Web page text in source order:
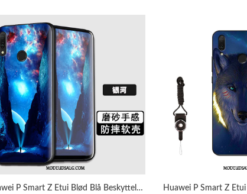
Huawei P Smart Z Etui Blød Blå Beskyttelse Cover Alt Inklusive